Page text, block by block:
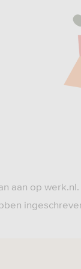
aan op